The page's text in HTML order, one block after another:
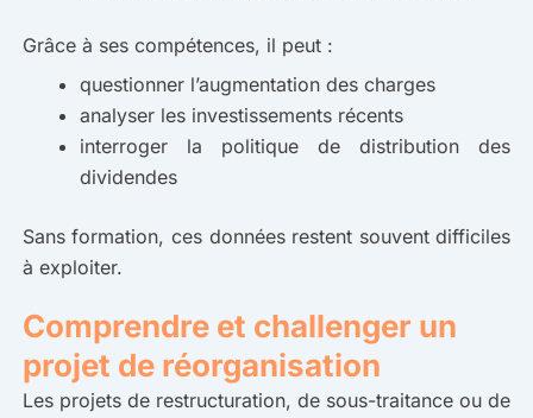
Grâce à ses compétences, il peut :
questionner l’augmentation des charges
analyser les investissements récents
interroger la politique de distribution des
dividendes
Sans formation, ces données restent souvent difficiles
à exploiter.
Comprendre et challenger un
projet de réorganisation
Les projets de restructuration, de sous-traitance ou de